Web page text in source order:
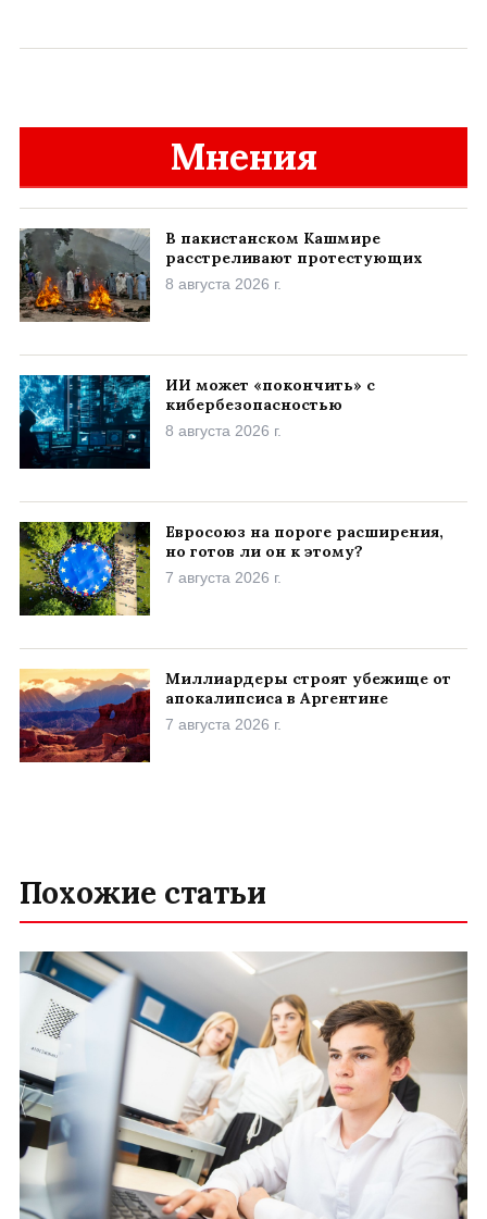
Мнения
В пакистанском Кашмире
расстреливают протестующих
8 августа 2026 г.
ИИ может «покончить» с
кибербезопасностью
8 августа 2026 г.
Евросоюз на пороге расширения,
но готов ли он к этому?
7 августа 2026 г.
Миллиардеры строят убежище от
апокалипсиса в Аргентине
7 августа 2026 г.
Похожие статьи